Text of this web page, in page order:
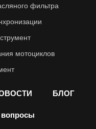
фильтра
мотоциклов
БЛОГ